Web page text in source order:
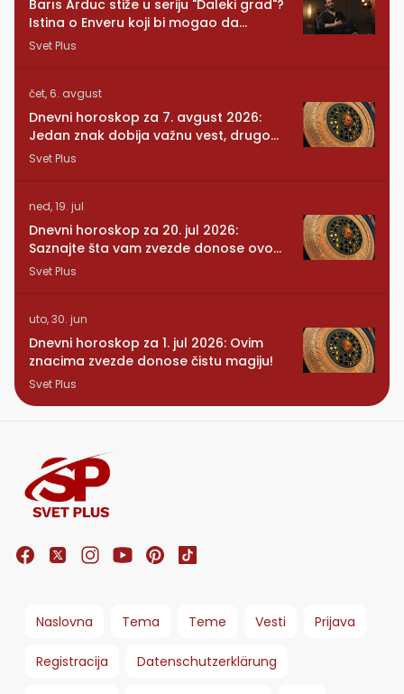
Barıs Arduc stiže u seriju "Daleki grad"?
Istina o Enveru koji bi mogao da
promeni sve
Svet Plus
čet, 6. avgust
Dnevni horoskop za 7. avgust 2026:
Jedan znak dobija važnu vest, drugom
se vraća osoba iz prošlosti
Svet Plus
ned, 19. jul
Dnevni horoskop za 20. jul 2026:
Saznajte šta vam zvezde donose ovog
ponedeljka
Svet Plus
uto, 30. jun
Dnevni horoskop za 1. jul 2026: Ovim
znacima zvezde donose čistu magiju!
Svet Plus
Naslovna Tema Teme Vesti Prijava
Registracija Datenschutzerklärung